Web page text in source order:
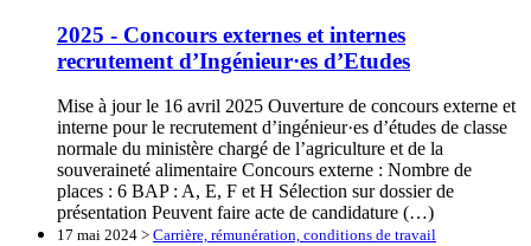
2025 - Concours externes et internes
recrutement d’Ingénieur·es d’Etudes
Mise à jour le 16 avril 2025 Ouverture de concours externe et
interne pour le recrutement d’ingénieur·es d’études de classe
normale du ministère chargé de l’agriculture et de la
souveraineté alimentaire Concours externe : Nombre de
places : 6 BAP : A, E, F et H Sélection sur dossier de
présentation Peuvent faire acte de candidature (…)
17 mai 2024 > Carrière, rémunération, conditions de travail